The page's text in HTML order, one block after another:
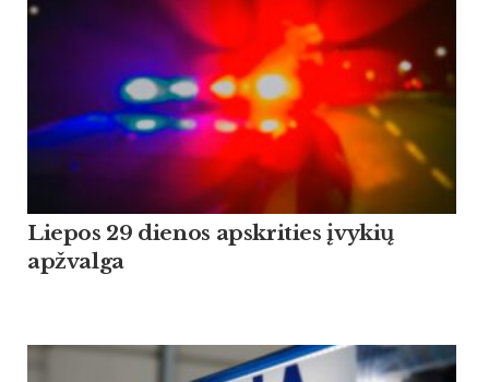
Liepos 29 dienos apskrities įvykių
apžvalga